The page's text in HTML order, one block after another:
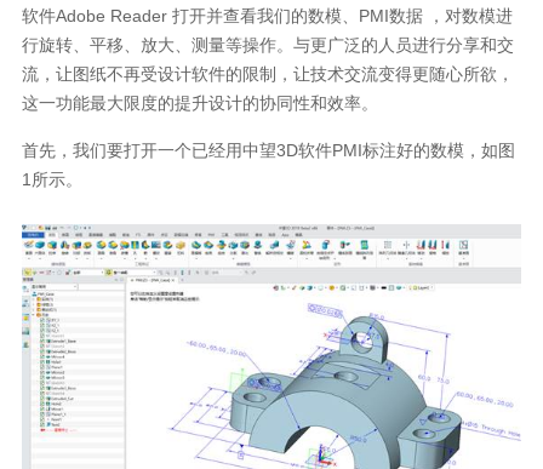
软件Adobe Reader 打开并查看我们的数模、PMI数据 ，对数模进
行旋转、平移、放大、测量等操作。与更广泛的人员进行分享和交
流，让图纸不再受设计软件的限制，让技术交流变得更随心所欲，
这一功能最大限度的提升设计的协同性和效率。
首先，我们要打开一个已经用中望3D软件PMI标注好的数模，如图
1所示。